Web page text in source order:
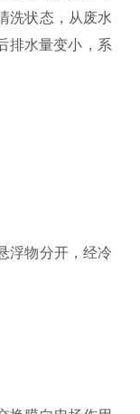
洗状态，从废水
排水量变小，系
浮物分开，经冷